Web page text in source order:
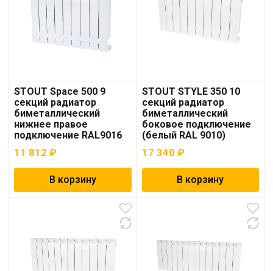
STOUT Space 500 9
секций радиатор
биметаллический
нижнее правое
подключение RAL9016
11 812 ₽
В корзину
STOUT STYLE 350 10
секций радиатор
биметаллический
боковое подключение
(белый RAL 9010)
17 340 ₽
В корзину